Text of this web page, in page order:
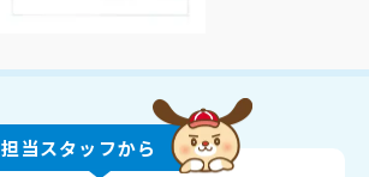
担当スタッフから